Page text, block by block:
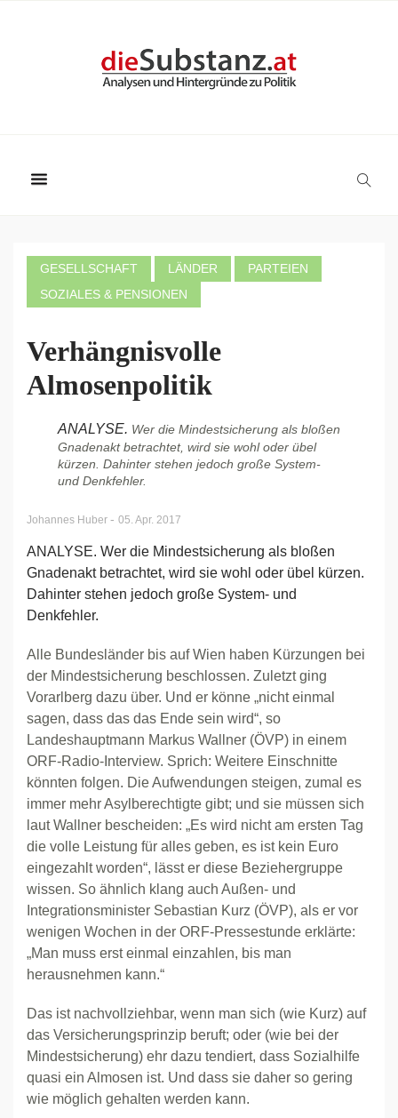
GESELLSCHAFT LÄNDER
PARTEIEN
SOZIALES & PENSIONEN
Verhängnisvolle
Almosenpolitik
ANALYSE. Wer die Mindestsicherung als bloßen
Gnadenakt betrachtet, wird sie wohl oder übel
kürzen. Dahinter stehen jedoch große System-
und Denkfehler.
Johannes Huber - 05. Apr. 2017
ANALYSE. Wer die Mindestsicherung als bloßen
Gnadenakt betrachtet, wird sie wohl oder übel kürzen.
Dahinter stehen jedoch große System- und
Denkfehler.
Alle Bundesländer bis auf Wien haben Kürzungen bei
der Mindestsicherung beschlossen. Zuletzt ging
Vorarlberg dazu über. Und er könne „nicht einmal
sagen, dass das das Ende sein wird“, so
Landeshauptmann Markus Wallner (ÖVP) in einem
ORF-Radio-Interview. Sprich: Weitere Einschnitte
könnten folgen. Die Aufwendungen steigen, zumal es
immer mehr Asylberechtigte gibt; und sie müssen sich
laut Wallner bescheiden: „Es wird nicht am ersten Tag
die volle Leistung für alles geben, es ist kein Euro
eingezahlt worden“, lässt er diese Beziehergruppe
wissen. So ähnlich klang auch Außen- und
Integrationsminister Sebastian Kurz (ÖVP), als er vor
wenigen Wochen in der ORF-Pressestunde erklärte:
„Man muss erst einmal einzahlen, bis man
herausnehmen kann.“
Das ist nachvollziehbar, wenn man sich (wie Kurz) auf
das Versicherungsprinzip beruft; oder (wie bei der
Mindestsicherung) ehr dazu tendiert, dass Sozialhilfe
quasi ein Almosen ist. Und dass sie daher so gering
wie möglich gehalten werden kann.